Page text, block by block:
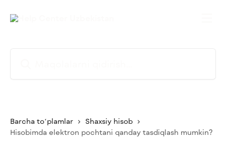
Barcha toʻplamlar
Shaxsiy hisob
Hisobimda elektron pochtani qanday tasdiqlash mumkin?